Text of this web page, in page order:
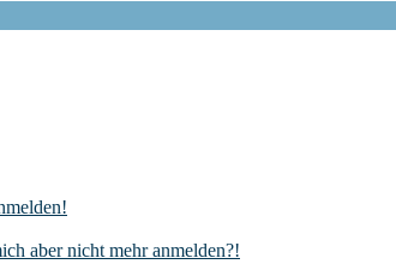
aber nicht mehr anmelden?!